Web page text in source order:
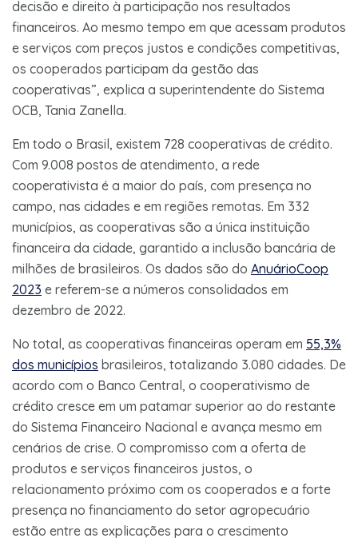
decisão e direito à participação nos resultados
financeiros. Ao mesmo tempo em que acessam produtos
e serviços com preços justos e condições competitivas,
os cooperados participam da gestão das
cooperativas”, explica a superintendente do Sistema
OCB, Tania Zanella.
Em todo o Brasil, existem 728 cooperativas de crédito.
Com 9.008 postos de atendimento, a rede
cooperativista é a maior do país, com presença no
campo, nas cidades e em regiões remotas. Em 332
municípios, as cooperativas são a única instituição
financeira da cidade, garantido a inclusão bancária de
milhões de brasileiros. Os dados são do AnuárioCoop
2023 e referem-se a números consolidados em
dezembro de 2022.
No total, as cooperativas financeiras operam em 55,3%
dos municípios brasileiros, totalizando 3.080 cidades. De
acordo com o Banco Central, o cooperativismo de
crédito cresce em um patamar superior ao do restante
do Sistema Financeiro Nacional e avança mesmo em
cenários de crise. O compromisso com a oferta de
produtos e serviços financeiros justos, o
relacionamento próximo com os cooperados e a forte
presença no financiamento do setor agropecuário
estão entre as explicações para o crescimento